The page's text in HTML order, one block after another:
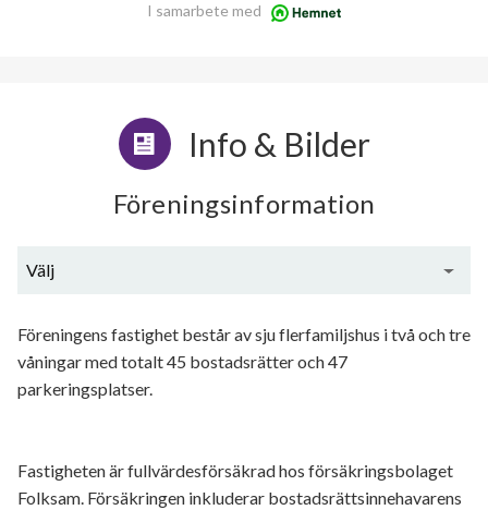
I samarbete med
Info & Bilder
Föreningsinformation
Välj
Föreningens fastighet består av sju flerfamiljshus i två och tre
våningar med totalt 45 bostadsrätter och 47
parkeringsplatser.
Fastigheten är fullvärdesförsäkrad hos försäkringsbolaget
Folksam. Försäkringen inkluderar bostadsrättsinnehavarens